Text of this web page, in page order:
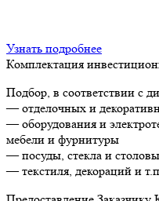
Узнать подробнее
Комплектация
Подбор, в соответствии с
— отделочных и
— оборудования и
мебели и фурнитуры
— посуды, стекла и
— текстиля, декораций и т.п.